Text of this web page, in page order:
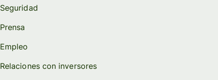
Seguridad
Prensa
Empleo
Relaciones con inversores